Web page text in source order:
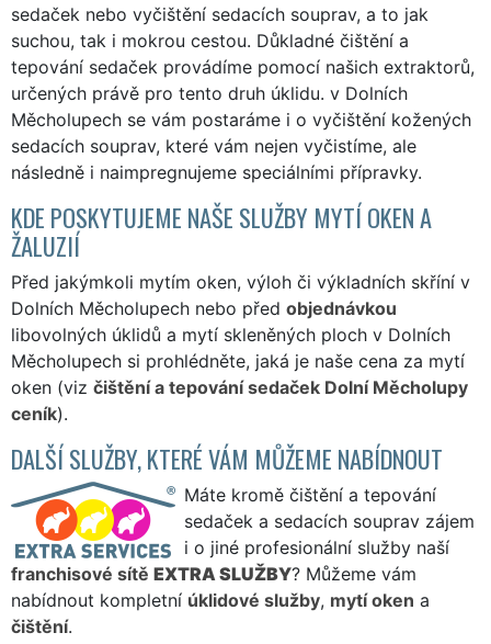
sedaček nebo vyčištění sedacích souprav, a to jak
suchou, tak i mokrou cestou. Důkladné čištění a
tepování sedaček provádíme pomocí našich extraktorů,
určených právě pro tento druh úklidu. v Dolních
Měcholupech se vám postaráme i o vyčištění kožených
sedacích souprav, které vám nejen vyčistíme, ale
následně i naimpregnujeme speciálními přípravky.
KDE POSKYTUJEME NAŠE SLUŽBY MYTÍ OKEN A
ŽALUZIÍ
Před jakýmkoli mytím oken, výloh či výkladních skříní v
Dolních Měcholupech nebo před objednávkou
libovolných úklidů a mytí skleněných ploch v Dolních
Měcholupech si prohlédněte, jaká je naše cena za mytí
oken (viz čištění a tepování sedaček Dolní Měcholupy
ceník).
DALŠÍ SLUŽBY, KTERÉ VÁM MŮŽEME NABÍDNOUT
Máte kromě čištění a tepování
sedaček a sedacích souprav zájem
i o jiné profesionální služby naší
franchisové sítě EXTRA SLUŽBY? Můžeme vám
nabídnout kompletní úklidové služby, mytí oken a
čištění.